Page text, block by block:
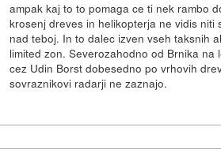
ampak kaj to to pomaga ce ti nek rambo
krosenj dreves in helikopterja ne vidis niti
nad teboj. In to dalec izven vseh taksnih
limited zon. Severozahodno od Brnika na
cez Udin Borst dobesedno po vrhovih
sovraznikovi radarji ne zaznajo.